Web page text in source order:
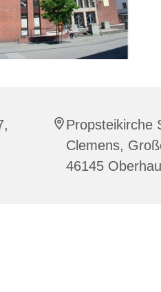
Propsteikirche
Clemens,
46145